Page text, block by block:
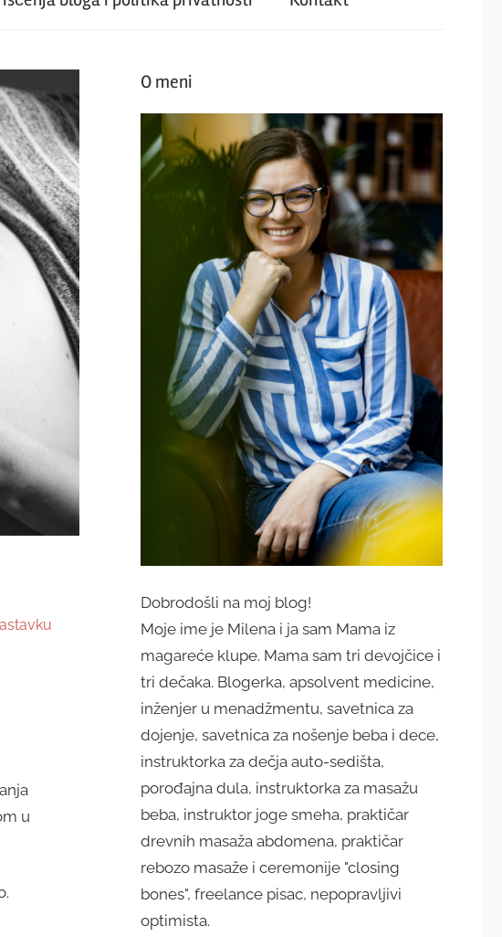
u
O meni
Dobrodošli na moj blog!
Moje ime je Milena i ja sam Mama iz
magareće klupe. Mama sam tri devojčice i
tri dečaka. Blogerka, apsolvent medicine,
inženjer u menadžmentu, savetnica za
dojenje, savetnica za nošenje beba i dece,
instruktorka za dečja auto-sedišta,
porođajna dula, instruktorka za masažu
beba, instruktor joge smeha, praktičar
drevnih masaža abdomena, praktičar
rebozo masaže i ceremonije "closing
bones", freelance pisac, nepopravljivi
optimista.